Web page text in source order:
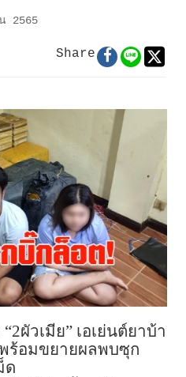
2565
Share
ผัวเมีย” เอเย่นต์ยาบ้า
ร้อมขยายผลพบซุก
ด